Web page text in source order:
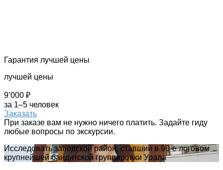
Гарантия лучшей цены
лучшей цены
9’000 ₽
за 1–5 человек
Заказать
При заказе вам не нужно ничего платить. Задайте гиду
любые вопросы по экскурсии.
Исследовать заводской район, ставший в 90-е логовом
крупнейшей бандитской группировки Урала